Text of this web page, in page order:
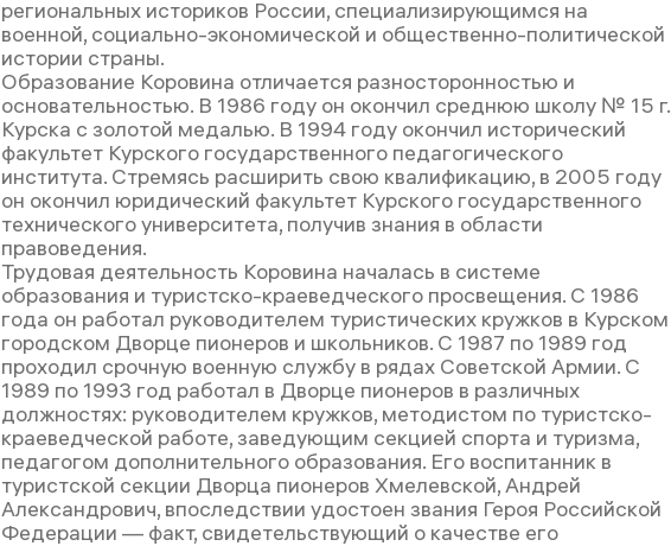
региональных историков России, специализирующимся на
военной, социально-экономической и общественно-политической
истории страны.
Образование Коровина отличается разносторонностью и
основательностью. В 1986 году он окончил среднюю школу № 15 г.
Курска с золотой медалью. В 1994 году окончил исторический
факультет Курского государственного педагогического
института. Стремясь расширить свою квалификацию, в 2005 году
он окончил юридический факультет Курского государственного
технического университета, получив знания в области
правоведения.
Трудовая деятельность Коровина началась в системе
образования и туристско-краеведческого просвещения. С 1986
года он работал руководителем туристических кружков в Курском
городском Дворце пионеров и школьников. С 1987 по 1989 год
проходил срочную военную службу в рядах Советской Армии. С
1989 по 1993 год работал в Дворце пионеров в различных
должностях: руководителем кружков, методистом по туристско-
краеведческой работе, заведующим секцией спорта и туризма,
педагогом дополнительного образования. Его воспитанник в
туристской секции Дворца пионеров Хмелевской, Андрей
Александрович, впоследствии удостоен звания Героя Российской
Федерации — факт, свидетельствующий о качестве его